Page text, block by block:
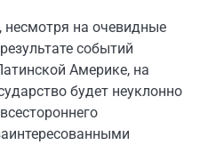
несмотря на очевидные
событий
Америке, на
будет неуклонно